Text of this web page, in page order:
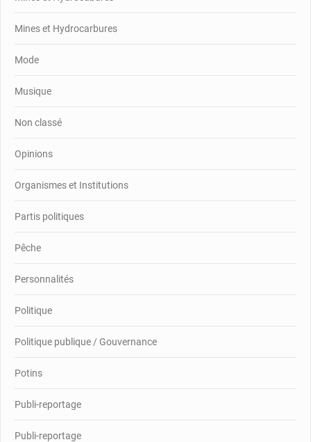
Mines et Hydrocarbures
Mode
Musique
Non classé
Opinions
Organismes et Institutions
Partis politiques
Pêche
Personnalités
Politique
Politique publique / Gouvernance
Potins
Publi-reportage
Publi-reportage